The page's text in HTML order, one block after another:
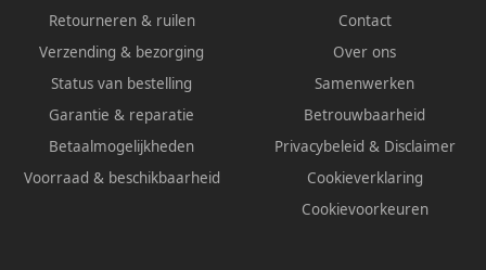
Retourneren & ruilen
Verzending & bezorging
Status van bestelling
Garantie & reparatie
Betaalmogelijkheden
Voorraad & beschikbaarheid
Contact
Over ons
Samenwerken
Betrouwbaarheid
Privacybeleid & Disclaimer
Cookieverklaring
Cookievoorkeuren